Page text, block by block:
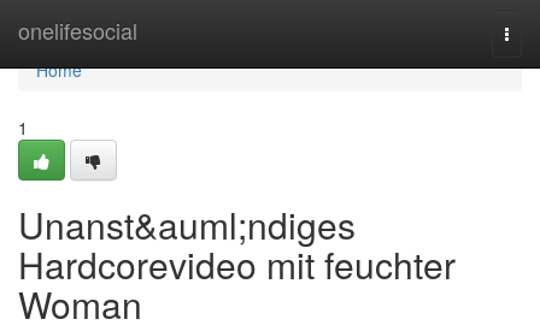
onelifesocial
Home
Home
1
Unanst&auml;ndiges
Hardcorevideo mit feuchter
Woman